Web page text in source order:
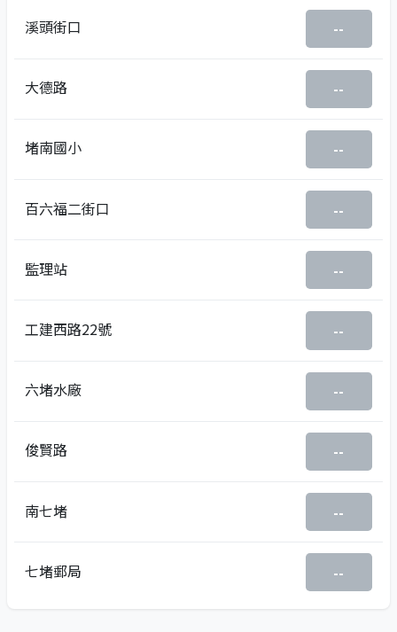
溪頭街口 --
大德路 --
堵南國小 --
百六福二街口 --
監理站 --
工建西路22號 --
六堵水廠 --
俊賢路 --
南七堵 --
七堵郵局 --